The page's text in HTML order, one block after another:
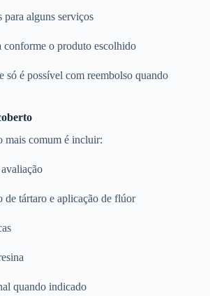
para alguns serviços
conforme o produto escolhido
só é possível com reembolso quando
mais comum é incluir:
de tártaro e aplicação de flúor
quando indicado